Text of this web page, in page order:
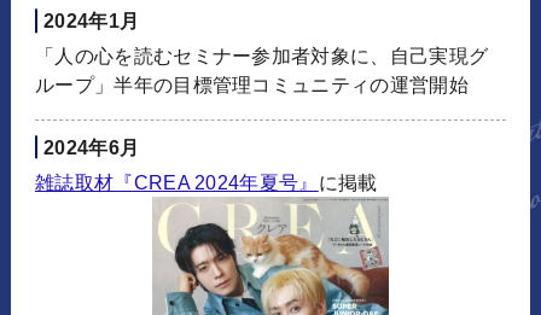
2024年1月
「人の心を読むセミナー参加者対象に、自己実現グ
ループ」半年の目標管理コミュニティの運営開始
2024年6月
雑誌取材『CREA 2024年夏号』 に掲載